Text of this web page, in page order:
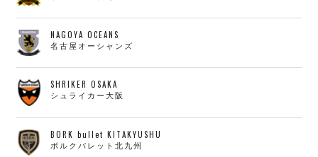
NAGOYA OCEANS
名古屋オーシャンズ
SHRIKER OSAKA
シュライカー大阪
BORK bullet KITAKYUSHU
ボルクバレット北九州